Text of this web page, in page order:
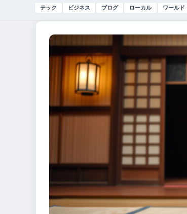
テック ビジネス ブログ ローカル ワールド